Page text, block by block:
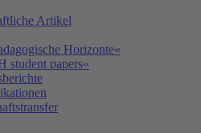
Artikel
Horizonte«
student papers«